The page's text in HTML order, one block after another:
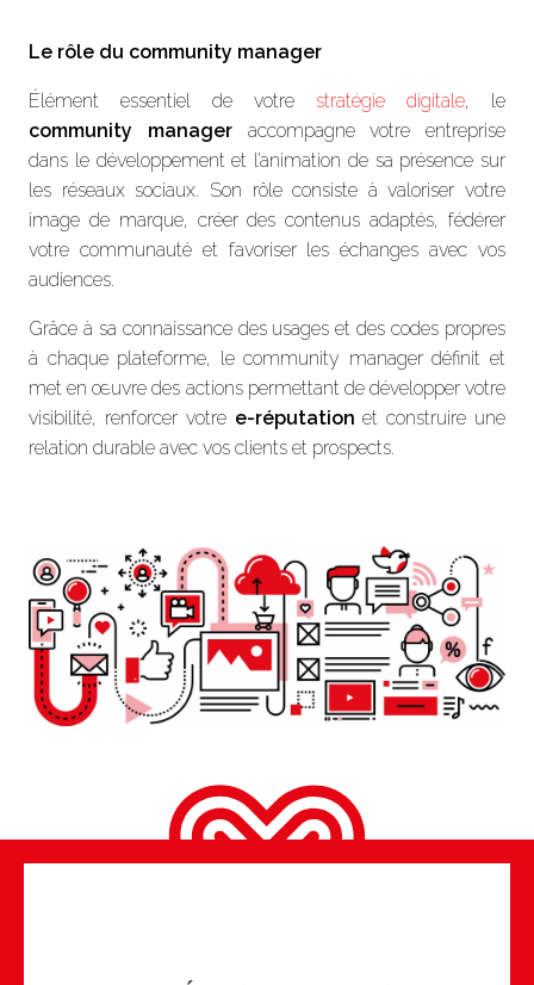
Le rôle du community manager
Élément essentiel de votre stratégie digitale, le
community manageraccompagne votre entreprise
dans le développement et l’animation de sa présence sur
les réseaux sociaux. Son rôle consiste à valoriser votre
image de marque, créer des contenus adaptés, fédérer
votre communauté et favoriser les échanges avec vos
audiences.
Grâce à sa connaissance des usages et des codes propres
à chaque plateforme, le community manager définit et
met en œuvre des actions permettant de développer votre
visibilité, renforcer votre e-réputation et construire une
relation durable avec vos clients et prospects.